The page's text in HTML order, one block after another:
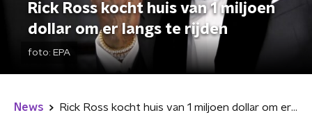
Rick Ross kocht huis van 1 miljoen
dollar om er langs te rijden
foto: EPA
News Rick Ross kocht huis van 1 miljoen dollar om er langs te rijden